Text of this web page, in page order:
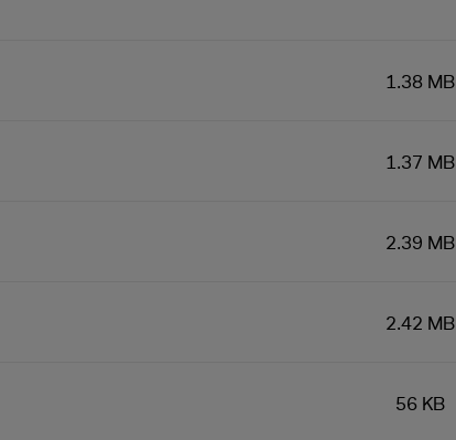
1.38 MB
1.37 MB
2.39 MB
2.42 MB
56 KB